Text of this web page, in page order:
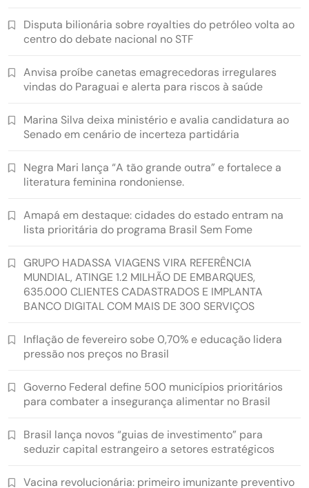
Disputa bilionária sobre royalties do petróleo volta ao
centro do debate nacional no STF
Anvisa proíbe canetas emagrecedoras irregulares
vindas do Paraguai e alerta para riscos à saúde
Marina Silva deixa ministério e avalia candidatura ao
Senado em cenário de incerteza partidária
Negra Mari lança “A tão grande outra” e fortalece a
literatura feminina rondoniense.
Amapá em destaque: cidades do estado entram na
lista prioritária do programa Brasil Sem Fome
GRUPO HADASSA VIAGENS VIRA REFERÊNCIA
MUNDIAL, ATINGE 1.2 MILHÃO DE EMBARQUES,
635.000 CLIENTES CADASTRADOS E IMPLANTA
BANCO DIGITAL COM MAIS DE 300 SERVIÇOS
Inflação de fevereiro sobe 0,70% e educação lidera
pressão nos preços no Brasil
Governo Federal define 500 municípios prioritários
para combater a insegurança alimentar no Brasil
Brasil lança novos “guias de investimento” para
seduzir capital estrangeiro a setores estratégicos
Vacina revolucionária: primeiro imunizante preventivo